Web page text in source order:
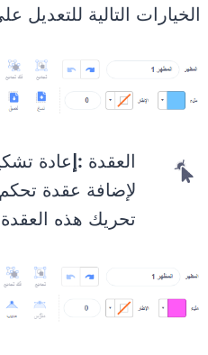
الخيارات التالية للتعديل
العقدة :إ
لإضافة عقدة
تحريك هذه العقدة